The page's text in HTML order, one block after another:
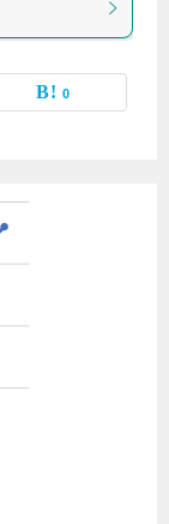
0